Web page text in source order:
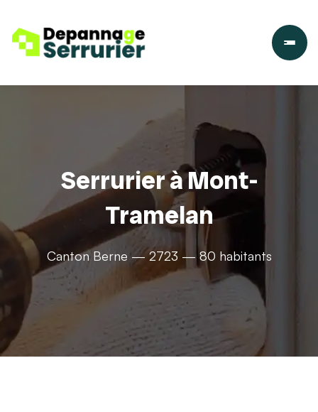
Serrurier à Mont-
Tramelan
Canton Berne — 2723 — 80 habitants